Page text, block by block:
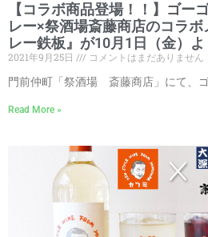
【コラボ商品登場！！】ゴー
レー×祭酒場斎藤商店のコラ
レー鉄板』が10月1日（金）よ
2021年9月25日
コメントはまだありません
門前仲町「祭酒場 斎藤商店」にて、
Read More »